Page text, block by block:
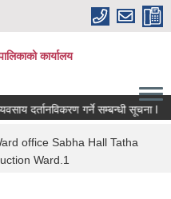
कार्यालय
दर्तानविकरण गर्ने सम्बन्धी सूचना l
office Sabha Hall Tatha
Ward.1